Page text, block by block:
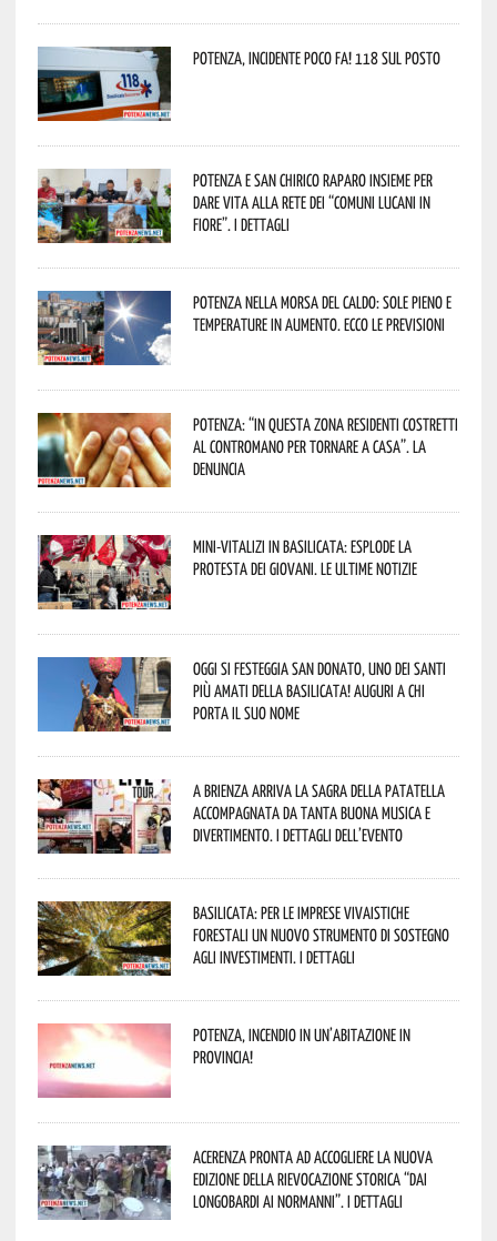
Potenza, incidente poco fa! 118 sul posto
Potenza e San Chirico Raparo insieme per
dare vita alla rete dei “Comuni Lucani in
Fiore”. I dettagli
Potenza nella morsa del caldo: sole pieno e
temperature in aumento. Ecco le previsioni
Potenza: “In questa zona residenti costretti
al contromano per tornare a casa”. La
denuncia
Mini-vitalizi in Basilicata: esplode la
protesta dei giovani. Le ultime notizie
Oggi si festeggia San Donato, uno dei Santi
più amati della Basilicata! Auguri a chi
porta il suo nome
A Brienza arriva la Sagra della Patatella
accompagnata da tanta buona musica e
divertimento. I dettagli dell’evento
Basilicata: per le imprese vivaistiche
forestali un nuovo strumento di sostegno
agli investimenti. I dettagli
Potenza, incendio in un’abitazione in
provincia!
Acerenza pronta ad accogliere la nuova
edizione della rievocazione storica “Dai
Longobardi ai Normanni”. I dettagli